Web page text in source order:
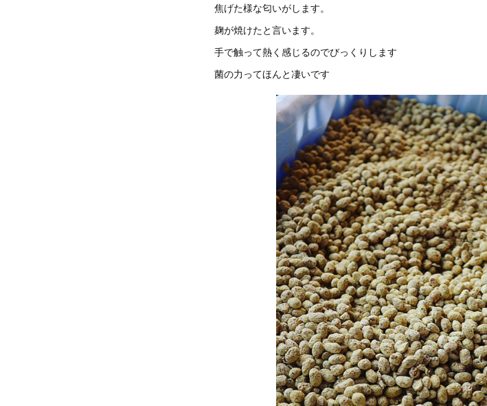
焦げた様な匂いがします。
麹が焼けたと言います。
手で触って熱く感じるのでびっくりします
菌の力ってほんと凄いです